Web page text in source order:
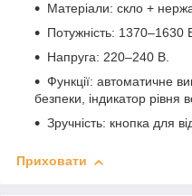
Матеріали: скло +
Потужність: 1370–1630
Напруга: 220–240 В.
Функції: автоматичне
безпеки, індикатор рівня
Зручність: кнопка для
Приховати